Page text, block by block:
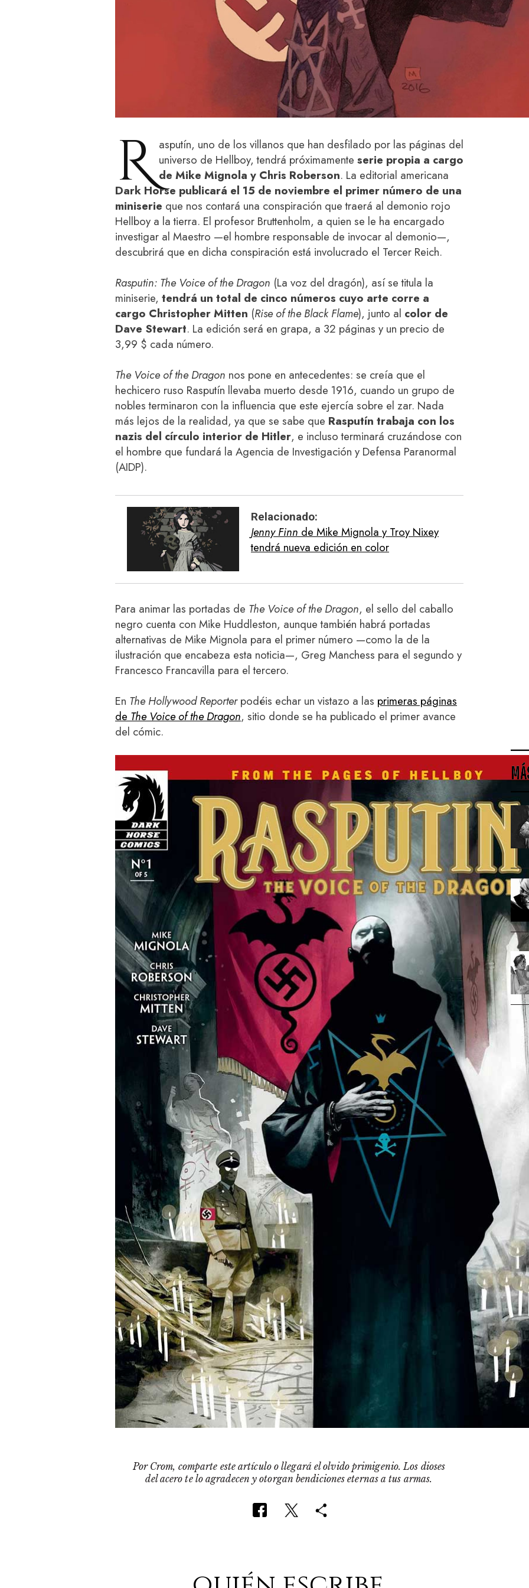
R asputín, uno de los villanos que han desfilado por las páginas del
universo de Hellboy, tendrá próximamente serie propia a cargo
de Mike Mignola y Chris Roberson. La editorial americana
Dark Horse publicará el 15 de noviembre el primer número de una
miniserie que nos contará una conspiración que traerá al demonio rojo
Hellboy a la tierra. El profesor Bruttenholm, a quien se le ha encargado
investigar al Maestro —el hombre responsable de invocar al demonio—,
descubrirá que en dicha conspiración está involucrado el Tercer Reich.
Rasputin: The Voice of the Dragon (La voz del dragón), así se titula la
miniserie, tendrá un total de cinco números cuyo arte corre a
cargo Christopher Mitten (Rise of the Black Flame), junto al color de
Dave Stewart. La edición será en grapa, a 32 páginas y un precio de
3,99 $ cada número.
The Voice of the Dragon nos pone en antecedentes: se creía que el
hechicero ruso Rasputín llevaba muerto desde 1916, cuando un grupo de
nobles terminaron con la influencia que este ejercía sobre el zar. Nada
más lejos de la realidad, ya que se sabe que Rasputín trabaja con los
nazis del círculo interior de Hitler, e incluso terminará cruzándose con
el hombre que fundará la Agencia de Investigación y Defensa Paranormal
(AIDP).
Relacionado:
Jenny Finn de Mike Mignola y Troy Nixey
tendrá nueva edición en color
Para animar las portadas de The Voice of the Dragon, el sello del caballo
negro cuenta con Mike Huddleston, aunque también habrá portadas
alternativas de Mike Mignola para el primer número —como la de la
ilustración que encabeza esta noticia—, Greg Manchess para el segundo y
Francesco Francavilla para el tercero.
En The Hollywood Reporterpodéis echar un vistazo a las primeras páginas
de The Voice of the Dragon, sitio donde se ha publicado el primer avance
del cómic.
Por Crom, comparte este artículo o llegará el olvido primigenio. Los dioses
del acero te lo agradecen y otorgan bendiciones eternas a tus armas.